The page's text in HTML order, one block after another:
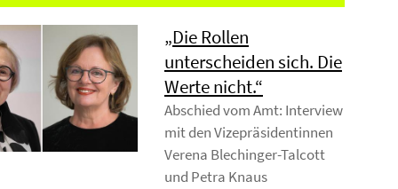
„Die Rollen
unterscheiden sich. Die
Werte nicht.“
Abschied vom Amt: Interview
mit den Vizepräsidentinnen
Verena Blechinger-Talcott
und Petra Knaus